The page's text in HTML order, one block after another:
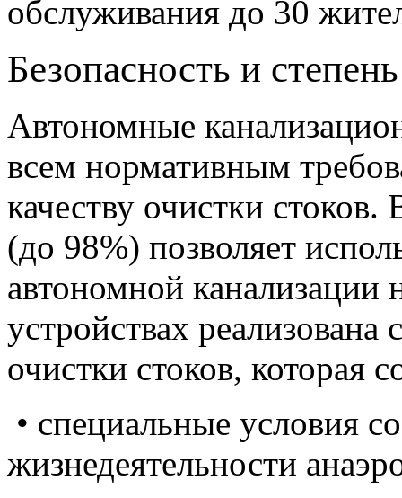
обслуживания до 30
Безопасность и
Автономные
всем нормативным
качеству очистки
(до 98%) позволяет
автономной
устройствах
очистки стоков, которая
• специальные условия
жизнедеятельности